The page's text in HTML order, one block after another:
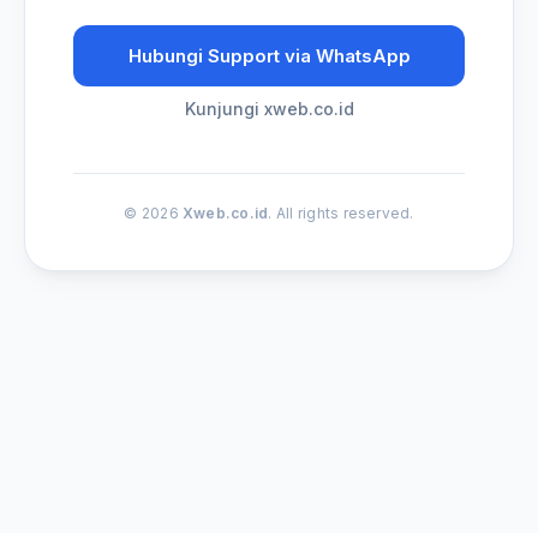
Hubungi Support via WhatsApp
Kunjungi xweb.co.id
© 2026 Xweb.co.id. All rights reserved.